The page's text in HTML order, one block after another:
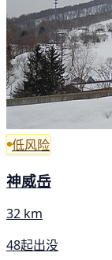
低风险
神威岳
32 km
48起出没